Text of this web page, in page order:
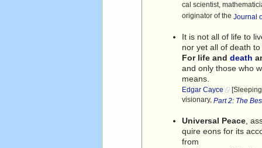
cal scientist,
originator of theJournal
It is not all of life to
nor yet all of death
For life anddeath
and only those who
means.
Edgar Cayce
visionary,Part 2: The
Universal Peace,
quire eons for its
from